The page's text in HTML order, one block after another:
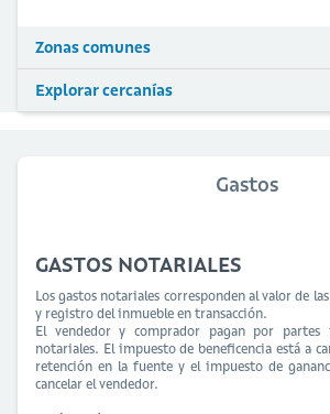
Zonas comunes
Explorar cercanías
Gastos
GASTOS NOTARIALES
Los gastos notariales corresponden al valor de
y registro del inmueble en transacción.
El vendedor y comprador pagan por partes
notariales. El impuesto de beneficencia está a
retención en la fuente y el impuesto de
cancelar el vendedor.